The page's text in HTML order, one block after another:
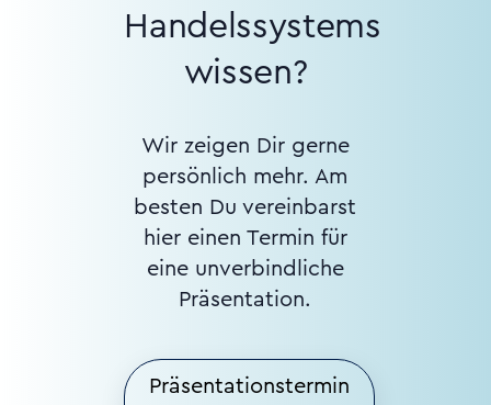
Handelssystems
wissen?
Wir zeigen Dir gerne
persönlich mehr. Am
besten Du vereinbarst
hier einen Termin für
eine unverbindliche
Präsentation.
Präsentationstermin